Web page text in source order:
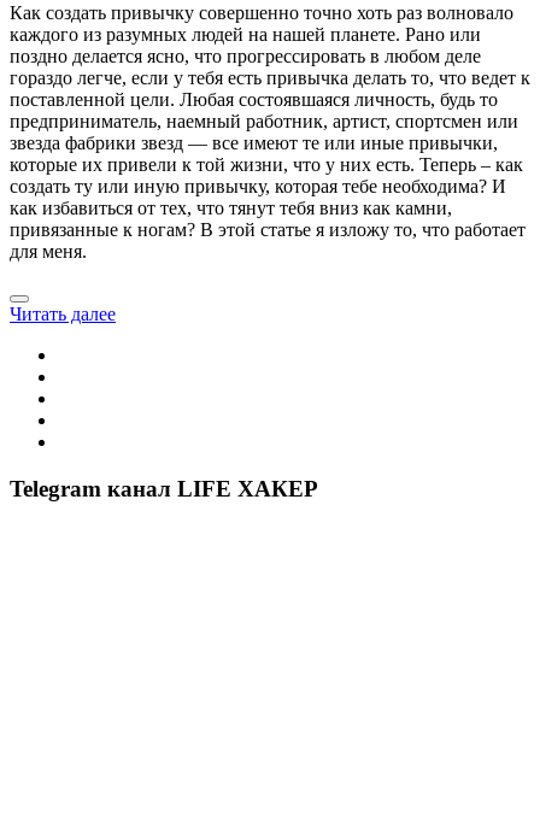
Как создать привычку совершенно точно хоть раз волновало
каждого из разумных людей на нашей планете. Рано или
поздно делается ясно, что прогрессировать в любом деле
гораздо легче, если у тебя есть привычка делать то, что ведет к
поставленной цели. Любая состоявшаяся личность, будь то
предприниматель, наемный работник, артист, спортсмен или
звезда фабрики звезд — все имеют те или иные привычки,
которые их привели к той жизни, что у них есть. Теперь – как
создать ту или иную привычку, которая тебе необходима? И
как избавиться от тех, что тянут тебя вниз как камни,
привязанные к ногам? В этой статье я изложу то, что работает
для меня.
Читать далее
Telegram канал LIFE ХАКЕР